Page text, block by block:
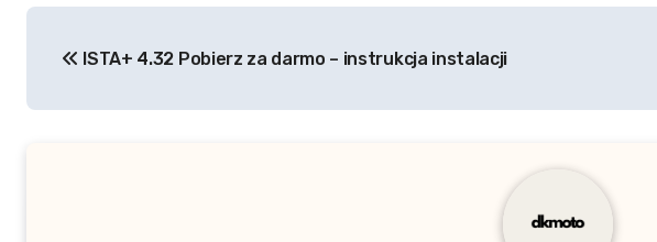
wpisuISTA+ 4.32 Pobierz za darmo – instrukcja instalacji